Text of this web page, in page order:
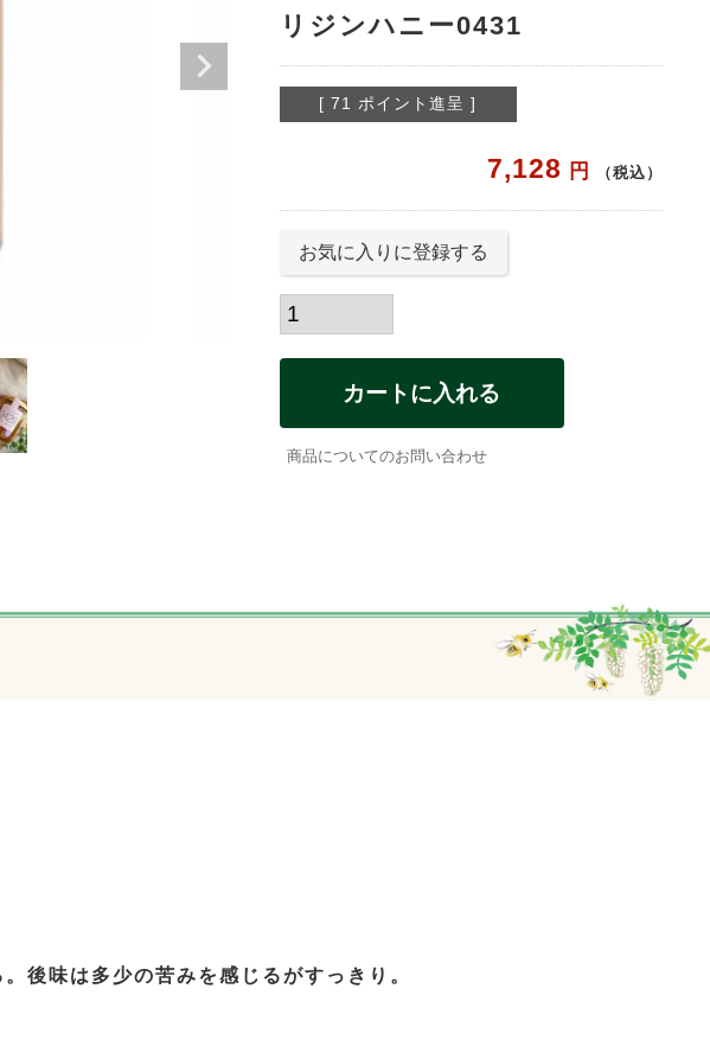
リジンハニー0431
[ 71 ポイント進呈 ]
7,128 税込
お気に入りに登録する
カートに入れる
商品についてのお問い合わせ
後味は多少の苦みを感じるがすっきり。